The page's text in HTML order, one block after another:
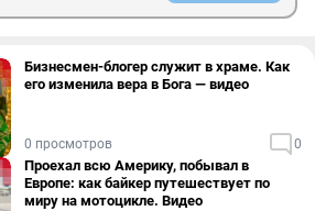
Бизнесмен-блогер служит в храме. Как
его изменила вера в Бога — видео
0 просмотров 0
Проехал всю Америку, побывал в
Европе: как байкер путешествует по
миру на мотоцикле. Видео